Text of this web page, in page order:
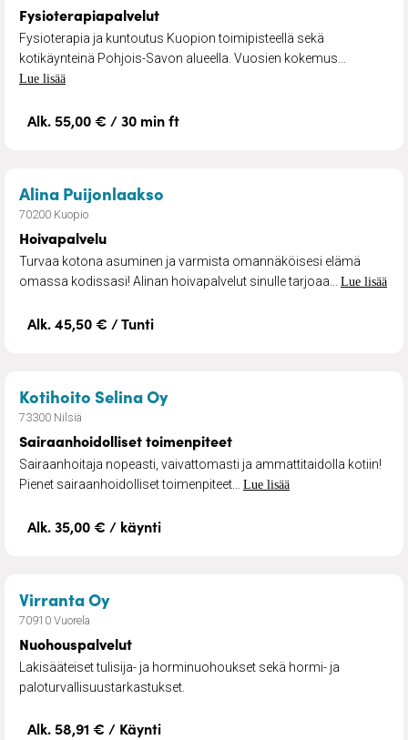
Fysioterapiapalvelut
Fysioterapia ja kuntoutus Kuopion toimipisteellä sekä
kotikäynteinä Pohjois-Savon alueella. Vuosien kokemus...
Lue lisää
Alk. 55,00 € / 30 min ft
Alina Puijonlaakso
70200 Kuopio
Hoivapalvelu
Turvaa kotona asuminen ja varmista omannäköisesi elämä
omassa kodissasi! Alinan hoivapalvelut sinulle tarjoaa... Lue lisää
Alk. 45,50 € / Tunti
Kotihoito Selina Oy– Sairaanhoidolliset
73300 Nilsiä
Sairaanhoidolliset toimenpiteet
Sairaanhoitaja nopeasti, vaivattomasti ja ammattitaidolla kotiin!
Pienet sairaanhoidolliset toimenpiteet... Lue lisää
Alk. 35,00 € / käynti
Virranta Oy– Nuohouspalvelut
70910 Vuorela
Nuohouspalvelut
Lakisääteiset tulisija- ja horminuohoukset sekä hormi- ja
paloturvallisuustarkastukset.
Alk. 58,91 € / Käynti